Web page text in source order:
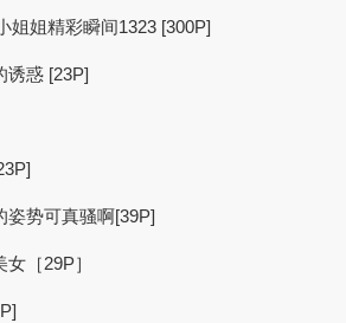
姐姐精彩瞬间1323 [300P]
诱惑 [23P]
姿势可真骚啊[39P]
［29P］